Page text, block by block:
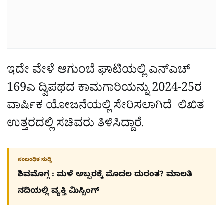
ಇದೇ ವೇಳೆ ಆಗುಂಬೆ ಘಾಟಿಯಲ್ಲಿ ಎನ್‌ಎಚ್
169ಎ ದ್ವಿಪಥದ ಕಾಮಗಾರಿಯನ್ನು 2024-25ರ
ವಾರ್ಷಿಕ ಯೋಜನೆಯಲ್ಲಿ ಸೇರಿಸಲಾಗಿದೆ ಲಿಖಿತ
ಉತ್ತರದಲ್ಲಿ ಸಚಿವರು ತಿಳಿಸಿದ್ದಾರೆ.
ಸಂಬಂಧಿತ ಸುದ್ದಿ
ಶಿವಮೊಗ್ಗ : ಮಳೆ ಅಬ್ಬರಕ್ಕೆ ಮೊದಲ ದುರಂತ? ಮಾಲತಿ
ನದಿಯಲ್ಲಿ ವ್ಯಕ್ತಿ ಮಿಸ್ಸಿಂಗ್​